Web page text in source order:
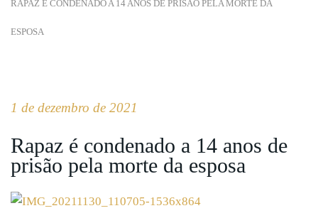
RAPAZ É CONDENADO A 14 ANOS DE PRISÃO PELA MORTE DA
ESPOSA
1 de dezembro de 2021
Rapaz é condenado a 14 anos de
prisão pela morte da esposa